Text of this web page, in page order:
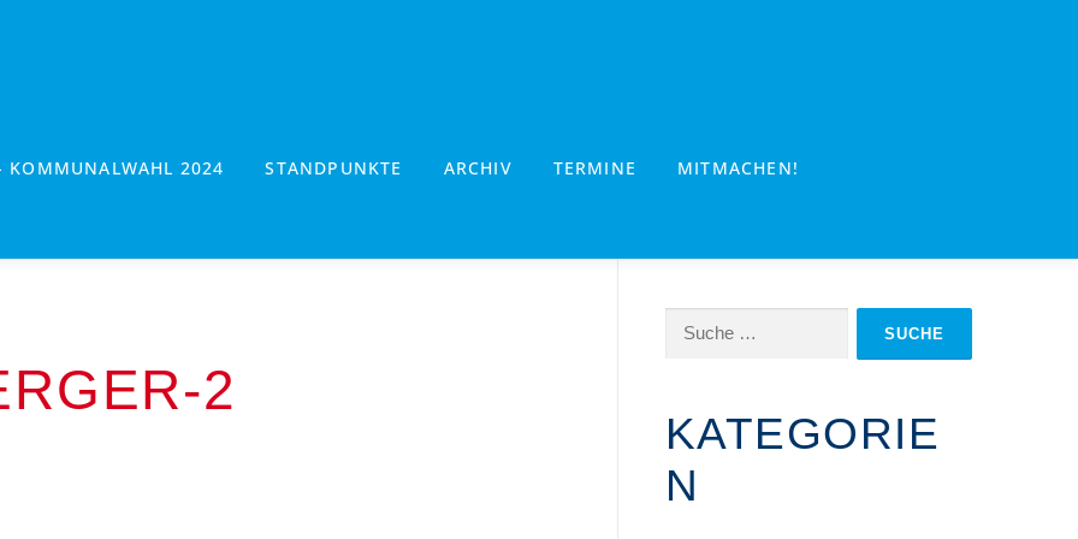
KOMMUNALWAHL 2024 STANDPUNKTE ARCHIV TERMINE MITMACHEN!
2
Suche
KATEGORIE
N